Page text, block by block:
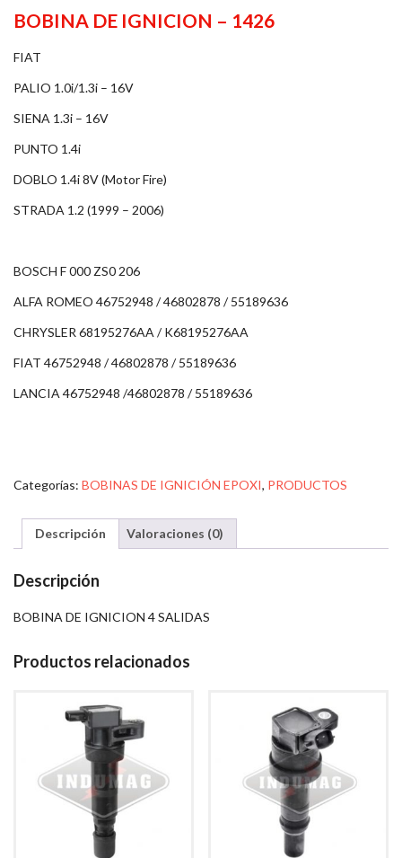
BOBINA DE IGNICION – 1426
FIAT
PALIO 1.0i/1.3i – 16V
SIENA 1.3i – 16V
PUNTO 1.4i
DOBLO 1.4i 8V (Motor Fire)
STRADA 1.2 (1999 – 2006)
BOSCH F 000 ZS0 206
ALFA ROMEO 46752948 / 46802878 / 55189636
CHRYSLER 68195276AA / K68195276AA
FIAT 46752948 / 46802878 / 55189636
LANCIA 46752948 /46802878 / 55189636
Categorías: BOBINAS DE IGNICIÓN EPOXI, PRODUCTOS
Descripción Valoraciones (0)
Descripción
BOBINA DE IGNICION 4 SALIDAS
Productos relacionados